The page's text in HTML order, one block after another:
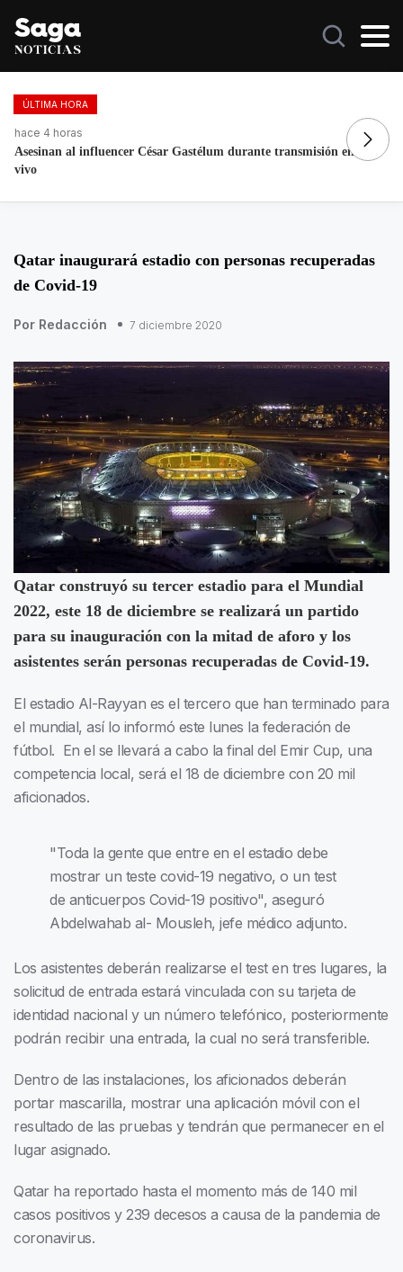
ÚLTIMA HORA
hace 4 horas
Maru Campos advierte riesgos para la libertad de expresión
Qatar inaugurará estadio con personas recuperadas
de Covid-19
Por Redacción 7 diciembre 2020
Qatar construyó su tercer estadio para el Mundial
2022, este 18 de diciembre se realizará un partido
para su inauguración con la mitad de aforo y los
asistentes serán personas recuperadas de Covid-19.
El estadio Al-Rayyan es el tercero que han terminado para
el mundial, así lo informó este lunes la federación de
fútbol. En el se llevará a cabo la final del Emir Cup, una
competencia local, será el 18 de diciembre con 20 mil
aficionados.
"Toda la gente que entre en el estadio debe
mostrar un teste covid-19 negativo, o un test
de anticuerpos Covid-19 positivo", aseguró
Abdelwahab al- Mousleh, jefe médico adjunto.
Los asistentes deberán realizarse el test en tres lugares, la
solicitud de entrada estará vinculada con su tarjeta de
identidad nacional y un número telefónico, posteriormente
podrán recibir una entrada, la cual no será transferible.
Dentro de las instalaciones, los aficionados deberán
portar mascarilla, mostrar una aplicación móvil con el
resultado de las pruebas y tendrán que permanecer en el
lugar asignado.
Qatar ha reportado hasta el momento más de 140 mil
casos positivos y 239 decesos a causa de la pandemia de
coronavirus.